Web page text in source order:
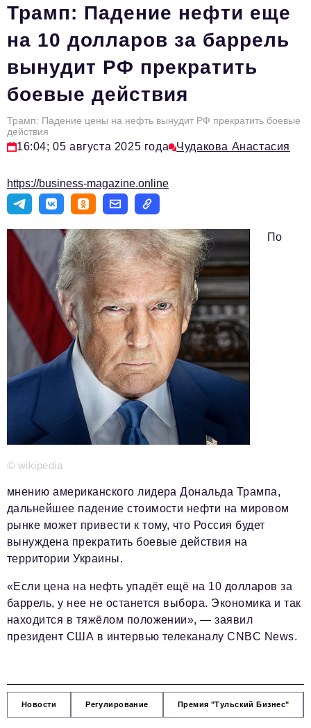
Тема номера
HR
Персона номера
Инфраструктура развития
Технологии и тренды
Туризм
Мероприятия
Видео
Телефон редакции:+7 495 727-01-67
Электронные почты редакции:
Информационный отдел
info@business-magazine.online
Отдел рекламы
reklama@business-magazine.online
Отдел распространения/редакционная подписка
podpiska@business-magazine.online
Отдел по работе с партнерами
Трамп: Падение нефти еще
на 10 долларов за баррель
вынудит РФ прекратить
боевые действия
Трамп: Падение цены на нефть вынудит РФ прекратить боевые
действия
16:04; 05 августа 2025 года Чудакова Анастасия
https://business-magazine.online
© wikipedia
По
мнению американского лидера Дональда Трампа,
дальнейшее падение стоимости нефти на мировом
рынке может привести к тому, что Россия будет
вынуждена прекратить боевые действия на
территории Украины.
«Если цена на нефть упадёт ещё на 10 долларов за
баррель, у нее не останется выбора. Экономика и так
находится в тяжёлом положении», — заявил
президент США в интервью телеканалу CNBC News.
Новости Регулирование Премия "Тульский Бизнес"